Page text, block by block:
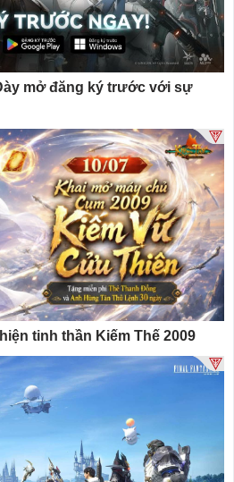
mở đăng ký trước với sự
tinh thần Kiếm Thế 2009